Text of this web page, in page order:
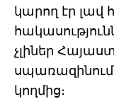
կարող էր լավ
չլիներ
կողմից։